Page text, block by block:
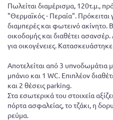
Πωλείται διαμέρισμα, 120τ.μ.,
"Θερμαϊκός - Περαία". Πρόκειται
διαμπερές και φωτεινό ακίνητο.
οικοδομής και διαθέτει ασανσέρ.
για οικογένειες.
Αποτελείται από 3 υπνοδωμάτια
μπάνιο και 1 WC. Επιπλέον
και 2 θέσεις parking.
Στα εσωτερικά του στοιχεία
πόρτα ασφαλείας, το τζάκι, η
ρεύμα.